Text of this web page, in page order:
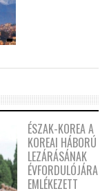
ÉSZAK-KOREA A
KOREAI HÁBORÚ
LEZÁRÁSÁNAK
ÉVFORDULÓJÁRA
EMLÉKEZETT